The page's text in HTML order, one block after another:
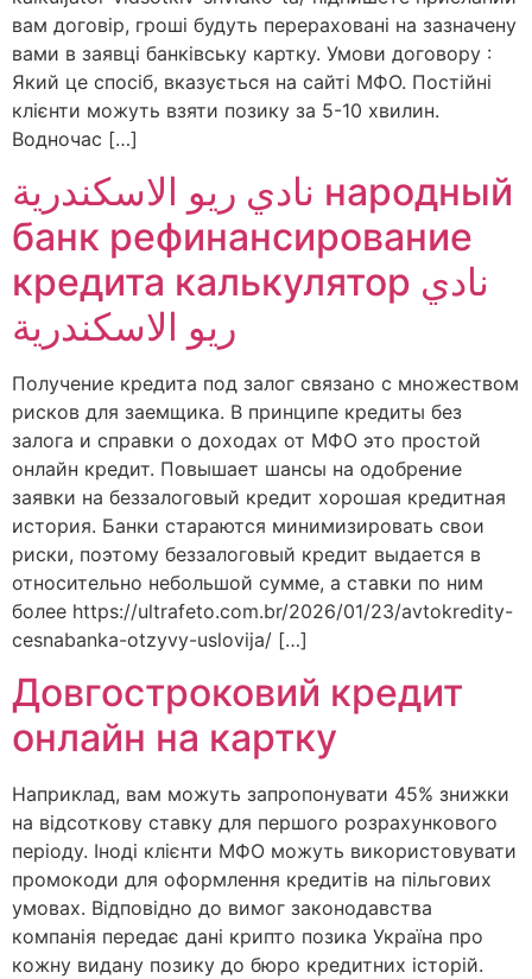
вам договір, гроші будуть перераховані на зазначену
вами в заявці банківську картку. Умови договору :
Який це спосіб, вказується на сайті МФО. Постійні
клієнти можуть взяти позику за 5-10 хвилин.
Водночас […]
نادي ريو الاسكندرية народный
банк рефинансирование
кредита калькулятор نادي
ريو الاسكندرية
Получение кредита под залог связано с множеством
рисков для заемщика. В принципе кредиты без
залога и справки о доходах от МФО это простой
онлайн кредит. Повышает шансы на одобрение
заявки на беззалоговый кредит хорошая кредитная
история. Банки стараются минимизировать свои
риски, поэтому беззалоговый кредит выдается в
относительно небольшой сумме, а ставки по ним
более https://ultrafeto.com.br/2026/01/23/avtokredity-
cesnabanka-otzyvy-uslovija/ […]
Довгостроковий кредит
онлайн на картку
Наприклад, вам можуть запропонувати 45% знижки
на відсоткову ставку для першого розрахункового
періоду. Іноді клієнти МФО можуть використовувати
промокоди для оформлення кредитів на пільгових
умовах. Відповідно до вимог законодавства
компанія передає дані крипто позика Україна про
кожну видану позику до бюро кредитних історій.